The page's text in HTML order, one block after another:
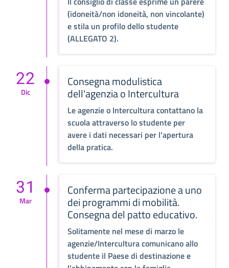
(idoneità/non idoneità, non vincolante)
e stila un profilo dello studente
(ALLEGATO 2).
Consegna modulistica
dell'agenzia o Intercultura
Le agenzie o Intercultura contattano la
scuola attraverso lo studente per
avere i dati necessari per l'apertura
della pratica.
22
Dic
Conferma partecipazione a uno
dei programmi di mobilità.
Consegna del patto educativo.
Solitamente nel mese di marzo le
agenzie/Intercultura comunicano allo
studente il Paese di destinazione e
31
Mar